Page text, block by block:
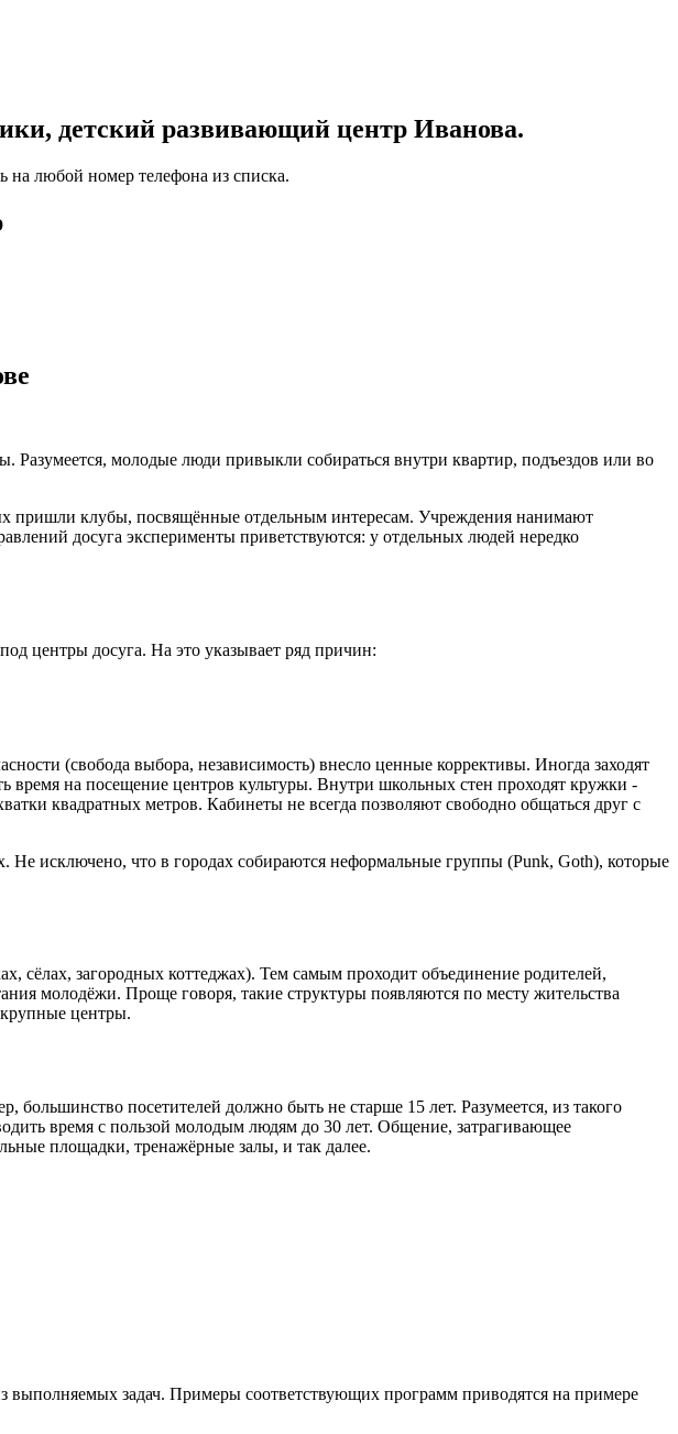
детский развивающий центр Иванова.
на любой номер телефона из списка.
молодые люди привыкли собираться внутри квартир, подъездов или во
пришли клубы, посвящённые отдельным интересам. Учреждения нанимают
досуга эксперименты приветствуются: у отдельных людей нередко
центры досуга. На это указывает ряд причин:
(свобода выбора, независимость) внесло ценные коррективы. Иногда заходят
время на посещение центров культуры. Внутри школьных стен проходят кружки -
квадратных метров. Кабинеты не всегда позволяют свободно общаться друг с
исключено, что в городах собираются неформальные группы (Punk, Goth), которые
сёлах, загородных коттеджах). Тем самым проходит объединение родителей,
молодёжи. Проще говоря, такие структуры появляются по месту жительства
центры.
посетителей должно быть не старше 15 лет. Разумеется, из такого
время с пользой молодым людям до 30 лет. Общение, затрагивающее
площадки, тренажёрные залы, и так далее.
выполняемых задач. Примеры соответствующих программ приводятся на примере